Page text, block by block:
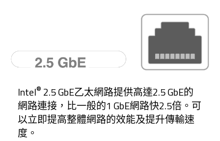
Intel® 2.5 GbE乙太網路提供高達2.5 GbE的
網路連接，比一般的1 GbE網路快2.5倍。可
以立即提高整體網路的效能及提升傳輸速
度。